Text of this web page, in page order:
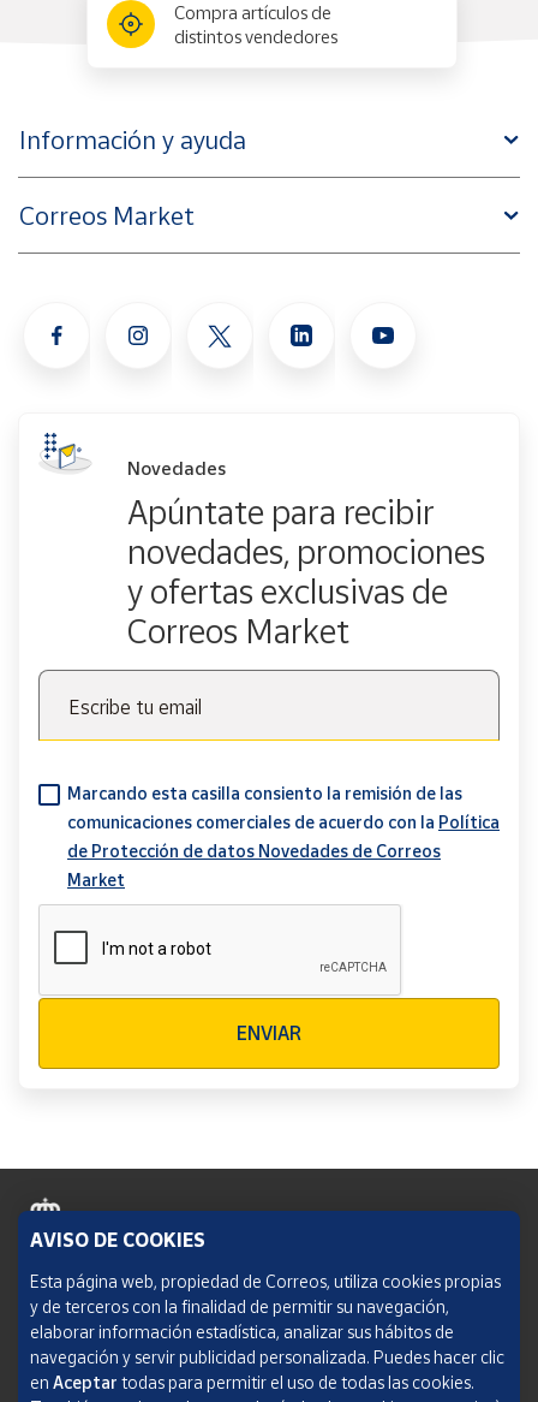
Compra artículos de
distintos vendedores
Información y ayuda
Correos Market
Novedades
Apúntate para recibir
novedades, promociones
y ofertas exclusivas de
Correos Market
Escribe tu email
Marcando esta casilla consiento la remisión de las
comunicaciones comerciales de acuerdo con la Política
de Protección de datos Novedades de Correos
Market
ENVIAR
Política de cookies
Aviso legal
Condiciones del servicio
AVISO DE COOKIES
Esta página web, propiedad de Correos, utiliza cookies propias
y de terceros con la finalidad de permitir su navegación,
elaborar información estadística, analizar sus hábitos de
navegación y servir publicidad personalizada. Puedes hacer clic
en Aceptar todas para permitir el uso de todas las cookies.